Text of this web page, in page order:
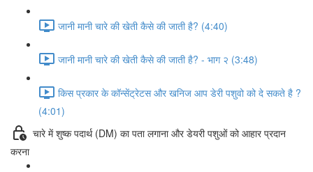
जानी मानी चारे की खेती कैसे की जाती है? (4:40)
जानी मानी चारे की खेती कैसे की जाती है? - भाग २ (3:48)
किस प्रकार के कॉन्सेंट्रेटस और खनिज आप डेरी पशुवो को दे सकते है ?
(4:01)
चारे में शुष्क पदार्थ (DM) का पता लगाना और डेयरी पशुओं को आहार प्रदान
करना